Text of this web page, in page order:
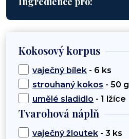
Kokosový korpus
vaječný bílek - 6 ks
strouhaný kokos - 50 g
umělé sladidlo - 1 lžíce
Tvarohová náplň
vaječný žloutek - 3 ks